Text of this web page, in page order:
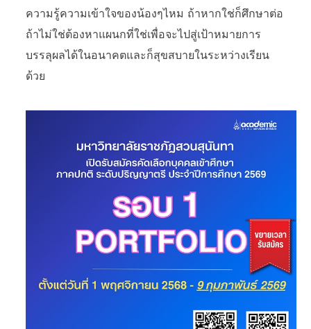
ความรู้ความเข้าใจของน้องๆไหม ถ้าหากใช่ก็ศึกษาต่อ
ถ้าไม่ใช่ต้องหาแผนกที่ใช่เพื่อจะไปสู่เป้าหมายการ
บรรลุผลได้ในอนาคตและก็สุขสบายในระหว่างเรียน
ด้วย